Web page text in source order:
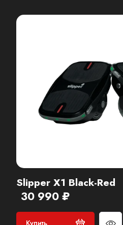
Slipper X1 Black-Red
30 990 ₽